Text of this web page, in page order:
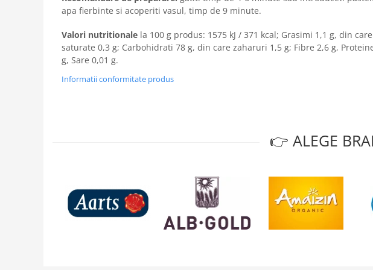
apa fierbinte si acoperiti vasul, timp de 9 minute.
Valori nutritionale la 100 g produs: 1575 kJ / 371 kcal; Grasimi 1,1 g, din care
saturate 0,3 g; Carbohidrati 78 g, din care zaharuri 1,5 g; Fibre 2,6 g,
g, Sare 0,01 g.
Informatii conformitate produs
👉 ALEGE